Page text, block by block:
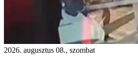
2026. augusztus 08., szombat